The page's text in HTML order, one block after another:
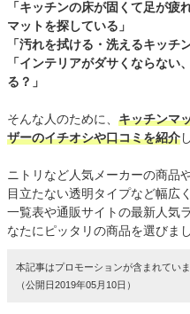
「キッチンの床が固くて足が
マットを探している」
「汚れを拭ける・洗えるキッチ
「インテリアがダサくならな
る？」
そんな人のために、 キッチンマ
ザーのイチオシや口コミを紹介
ニトリなど人気メーカーの商品
目立たない透明タイプなど幅広
一覧表や通販サイトの最新人気
なたにピッタリの商品を選びま
本記事はプロモーションが含まれてい
（公開日2019年05月10日）